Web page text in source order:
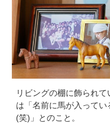
リビングの棚に飾られ
は「名前に馬が入って
(笑)」とのこと。